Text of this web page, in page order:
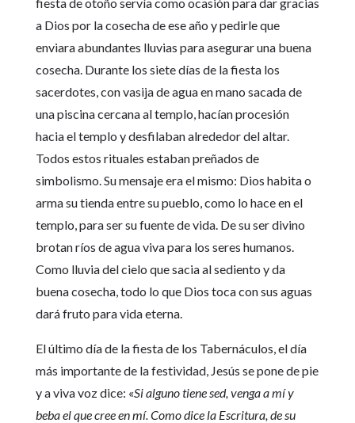
a Dios por la cosecha de ese año y pedirle que
enviara abundantes lluvias para asegurar una buena
cosecha. Durante los siete días de la fiesta los
sacerdotes, con vasija de agua en mano sacada de
una piscina cercana al templo, hacían procesión
hacia el templo y desfilaban alrededor del altar.
Todos estos rituales estaban preñados de
simbolismo. Su mensaje era el mismo: Dios habita o
arma su tienda entre su pueblo, como lo hace en el
templo, para ser su fuente de vida. De su ser divino
brotan ríos de agua viva para los seres humanos.
Como lluvia del cielo que sacia al sediento y da
buena cosecha, todo lo que Dios toca con sus aguas
dará fruto para vida eterna.
El último día de la fiesta de los Tabernáculos, el día
más importante de la festividad, Jesús se pone de pie
y a viva voz dice: «Si alguno tiene sed, venga a mí y
beba el que cree en mí. Como dice la Escritura, de su